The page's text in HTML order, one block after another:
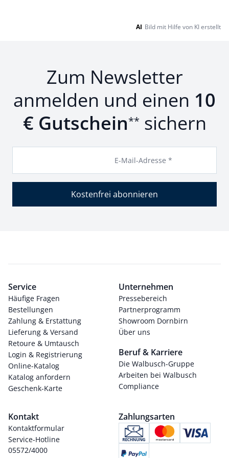
AI Bild mit Hilfe von KI erstellt
Zum Newsletter
anmelden und einen 10
€ Gutschein** sichern
E-Mail-Adresse *
Kostenfrei abonnieren
Service
Häufige Fragen
Bestellungen
Zahlung & Erstattung
Lieferung & Versand
Retoure & Umtausch
Login & Registrierung
Online-Katalog
Katalog anfordern
Geschenk-Karte
Unternehmen
Pressebereich
Partnerprogramm
Showroom Dornbirn
Über uns
Beruf & Karriere
Die Walbusch-Gruppe
Arbeiten bei Walbusch
Compliance
Kontakt
Kontaktformular
Service-Hotline
05572/4000
Zahlungsarten